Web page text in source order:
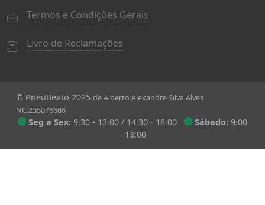
Termos e Condições Gerais
Livro de Reclamações
© PneuBeato 2025 de Alberto Alexandre Silva Alves
NC:235076686
Seg a Sex: 9:30 - 13:00 / 14:30 - 18:00 Sábado: 9:00
- 13:00